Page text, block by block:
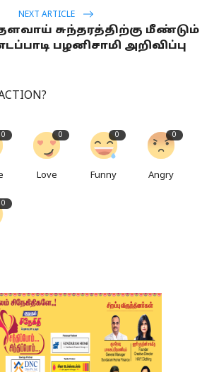
NEXT ARTICLE
சுந்தரத்திற்கு மீண்டும்
பழனிசாமி அறிவிப்பு
0 0
Love
0
Funny
0
Angry
0